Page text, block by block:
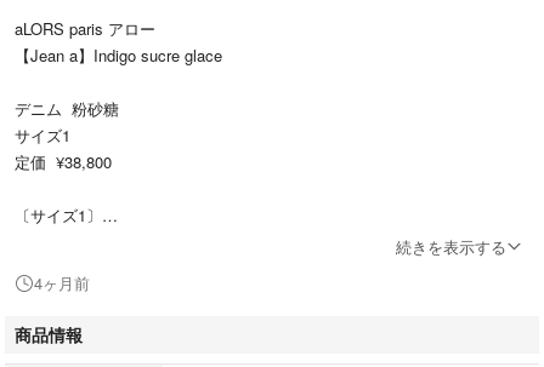
aLORS paris アロー
【Jean a】Indigo sucre glace
デニム 粉砂糖
サイズ1
定価 ¥38,800
〔サイズ1〕
わたり ：30
股上(正面)：28
股上(背面)：36.5
続きを表示する
4ヶ月前
商品情報